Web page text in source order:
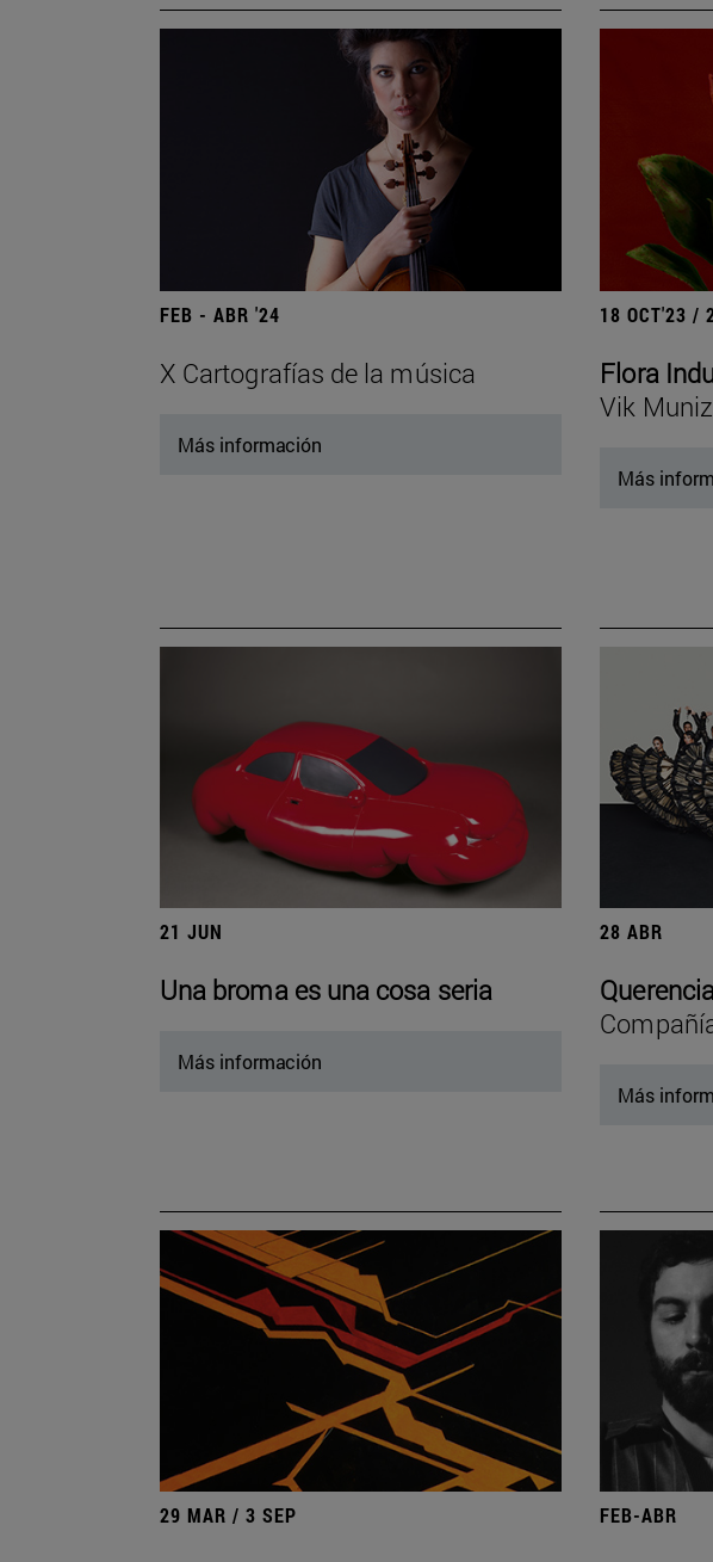
FEB - ABR '24
X Cartografías de la música
Más información
18 OCT'23 /
Flora
Vik Muniz
Más
21 JUN
Una broma es una cosa seria
Más información
28 ABR
Más
29 MAR / 3 SEP FEB-ABR